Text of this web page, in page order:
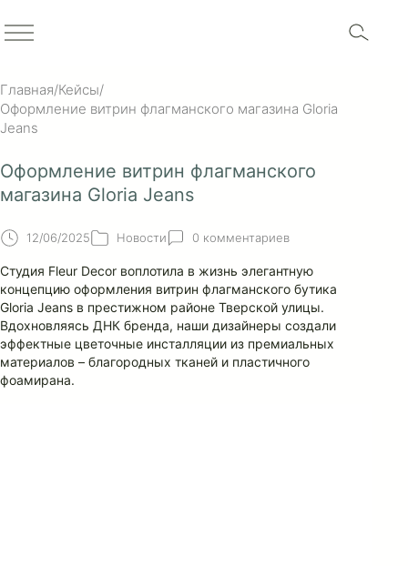
Главная/Кейсы/
Оформление витрин флагманского магазина Gloria
Jeans
Оформление витрин флагманского
магазина Gloria Jeans
12/06/2025 Новости 0 комментариев
Студия Fleur Decor воплотила в жизнь элегантную
концепцию оформления витрин флагманского бутика
Gloria Jeans в престижном районе Тверской улицы.
Вдохновляясь ДНК бренда, наши дизайнеры создали
эффектные цветочные инсталляции из премиальных
материалов – благородных тканей и пластичного
фоамирана.